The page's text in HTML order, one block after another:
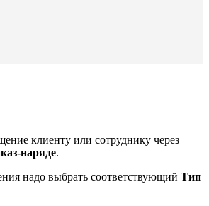
клиенту или сотруднику через
наряде.
надо выбрать соответствующий Тип